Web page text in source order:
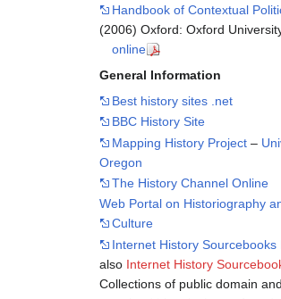
Handbook of Contextual
(2006) Oxford: Oxford
online
General Information
Best history sites .net
BBC History Site
Mapping History Project –
Oregon
The History Channel Online
Web Portal on Historiography
Culture
Internet History Sourcebooks
also Internet History
Collections of public domain